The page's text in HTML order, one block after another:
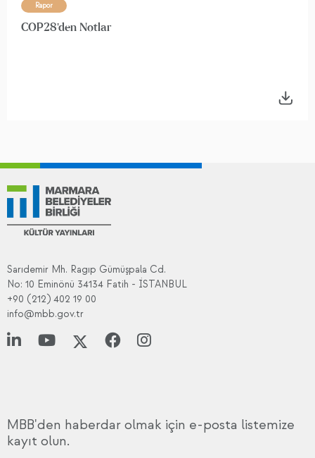
Rapor
COP28'den Notlar
Sarıdemir Mh. Ragıp Gümüşpala Cd.
No: 10 Eminönü 34134 Fatih - İSTANBUL
+90 (212) 402 19 00
info@mbb.gov.tr
MBB'den haberdar olmak için e-posta listemize
kayıt olun.